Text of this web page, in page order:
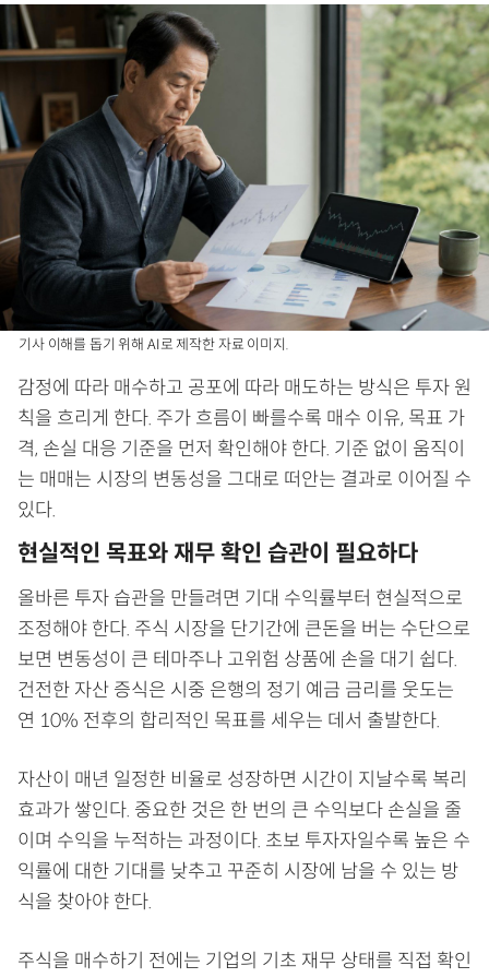
기사 이해를 돕기 위해 AI로 제작한 자료 이미지.
감정에 따라 매수하고 공포에 따라 매도하는 방식은 투자 원
칙을 흐리게 한다. 주가 흐름이 빠를수록 매수 이유, 목표 가
격, 손실 대응 기준을 먼저 확인해야 한다. 기준 없이 움직이
는 매매는 시장의 변동성을 그대로 떠안는 결과로 이어질 수
있다.
현실적인 목표와 재무 확인 습관이 필요하다
올바른 투자 습관을 만들려면 기대 수익률부터 현실적으로
조정해야 한다. 주식 시장을 단기간에 큰돈을 버는 수단으로
보면 변동성이 큰 테마주나 고위험 상품에 손을 대기 쉽다.
건전한 자산 증식은 시중 은행의 정기 예금 금리를 웃도는
연 10% 전후의 합리적인 목표를 세우는 데서 출발한다.
자산이 매년 일정한 비율로 성장하면 시간이 지날수록 복리
효과가 쌓인다. 중요한 것은 한 번의 큰 수익보다 손실을 줄
이며 수익을 누적하는 과정이다. 초보 투자자일수록 높은 수
익률에 대한 기대를 낮추고 꾸준히 시장에 남을 수 있는 방
식을 찾아야 한다.
주식을 매수하기 전에는 기업의 기초 재무 상태를 직접 확인